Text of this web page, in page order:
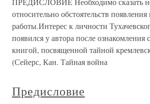
относительно обстоятельств
работы.Интерес к личности
появился у автора после ознакомления
книгой, посвященной тайной
(Сейерс, Кан. Тайная война
Предисловие